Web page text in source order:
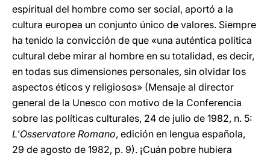
espiritual del hombre como ser social, aportó a la
cultura europea un conjunto único de valores. Siempre
ha tenido la convicción de que «una auténtica política
cultural debe mirar al hombre en su totalidad, es decir,
en todas sus dimensiones personales, sin olvidar los
aspectos éticos y religiosos» (Mensaje al director
general de la Unesco con motivo de la Conferencia
sobre las políticas culturales, 24 de julio de 1982, n. 5:
L'Osservatore Romano, edición en lengua española,
29 de agosto de 1982, p. 9). ¡Cuán pobre hubiera